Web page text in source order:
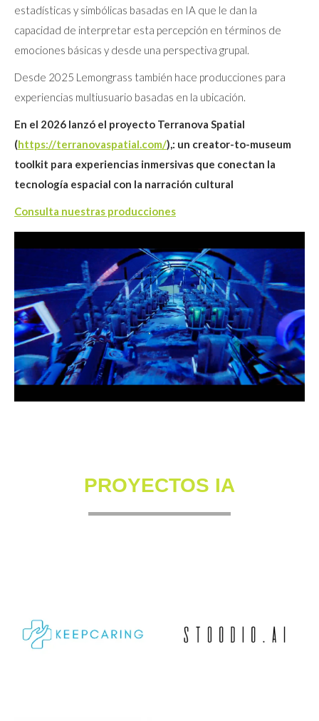
estadísticas y simbólicas basadas en IA que le dan la
capacidad de interpretar esta percepción en términos de
emociones básicas y desde una perspectiva grupal.
Desde 2025 Lemongrass también hace producciones para
experiencias multiusuario basadas en la ubicación.
En el 2026 lanzó el proyecto Terranova Spatial
(https://terranovaspatial.com/),: un creator-to-museum
toolkit para experiencias inmersivas que conectan la
tecnología espacial con la narración cultural
Consulta nuestras producciones
PROYECTOS IA